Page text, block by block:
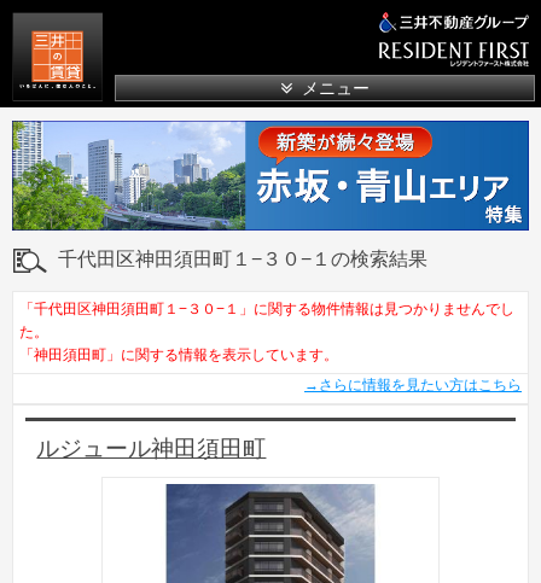
メニュー
千代田区神田須田町１−３０−１の検索結果
「千代田区神田須田町１−３０−１」に関する物件情報は見つかりませんでし
た。
「神田須田町」に関する情報を表示しています。
→さらに情報を見たい方はこちら
ルジュール神田須田町